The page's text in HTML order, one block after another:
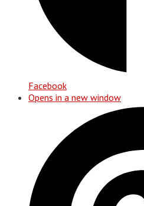
Facebook
Opens in a new window